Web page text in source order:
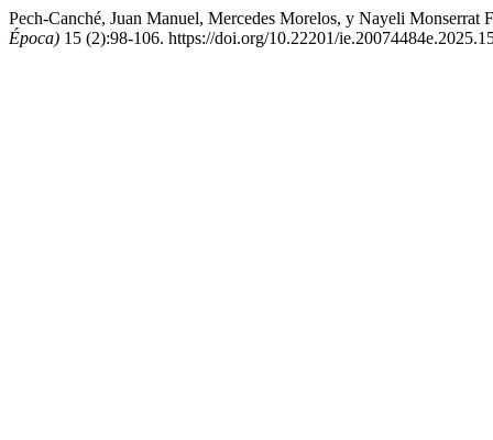
Pech-Canché, Juan Manuel, Mercedes Morelos, y Nayeli Monserrat
Época) 15 (2):98-106. https://doi.org/10.22201/